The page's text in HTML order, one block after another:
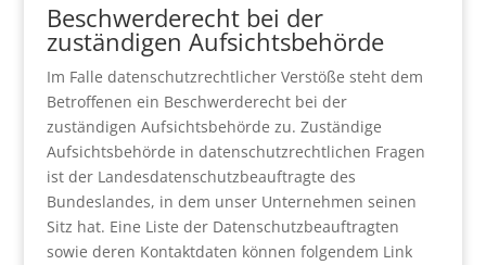
Beschwerderecht bei der
zuständigen Aufsichtsbehörde
Im Falle datenschutzrechtlicher Verstöße steht dem
Betroffenen ein Beschwerderecht bei der
zuständigen Aufsichtsbehörde zu. Zuständige
Aufsichtsbehörde in datenschutzrechtlichen Fragen
ist der Landesdatenschutzbeauftragte des
Bundeslandes, in dem unser Unternehmen seinen
Sitz hat. Eine Liste der Datenschutzbeauftragten
sowie deren Kontaktdaten können folgendem Link